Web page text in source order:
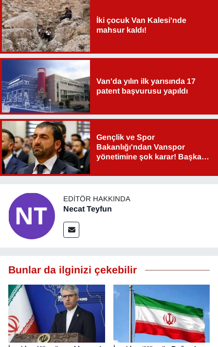
İki çocuk Van Kalesi'nde
mahsur kaldı!
Van'da yılın ilk yarısında 17
patent başvurusu yapıldı
Gençlik ve Spor
Bakanlığı'ndan Vanspor
yönetimine şok karar! Başkan
EDITÖR HAKKINDA
Necat Teyfun
Bunlar da ilginizi çekebilir